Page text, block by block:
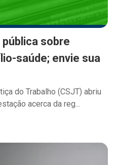
sobre
saúde; envie sua
do Trabalho (CSJT) abriu
acerca da reg...